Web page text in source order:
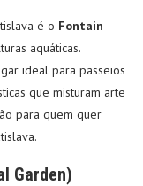
é o Fontain
aquáticas.
ideal para passeios
que misturam arte
para quem quer
Garden)